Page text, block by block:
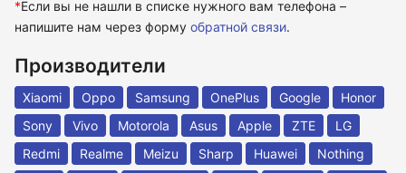
*Если вы не нашли в списке нужного вам телефона –
напишите нам через форму обратной связи.
Производители
Xiaomi Oppo Samsung OnePlus Google
Honor
Sony
Vivo Motorola Asus Apple ZTE
LG
Redmi
Realme Meizu Sharp Huawei
Nothing